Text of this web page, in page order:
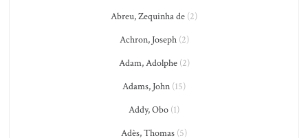
Abreu, Zequinha de (2)
Achron, Joseph(2)
Adam, Adolphe(2)
Adams, John (15)
Addy, Obo (1)
Adès, Thomas (5)